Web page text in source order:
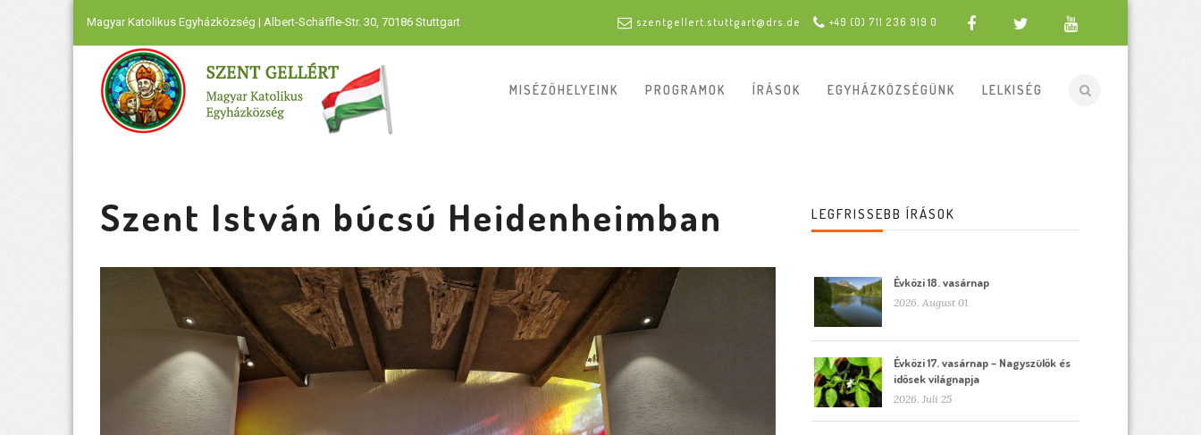
Magyar Katolikus Egyházközség | Albert-Schäffle-Str. 30, 70186 Stuttgart szentgellert.stuttgart@drs.de +49 (0) 711 236 919 0
MISÉZŐHELYEINK PROGRAMOK ÍRÁSOK EGYHÁZKÖZSÉGÜNK LELKISÉG
Szent István búcsú Heidenheimban LEGFRISSEBB ÍRÁSOK
Évközi 18. vasárnap
2026. August 01
Évközi 17. vasárnap – Nagyszülők és
idősek világnapja
2026. Juli 25